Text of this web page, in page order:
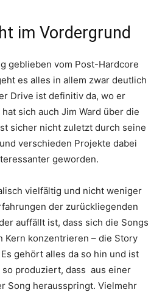
im Vordergrund
geblieben vom Post-Hardcore
es alles in allem zwar deutlich
Drive ist definitiv da, wo er
sich auch Jim Ward über die
sicher nicht zuletzt durch seine
verschieden Projekte dabei
geworden.
vielfältig und nicht weniger
der zurückliegenden
auffällt ist, dass sich die Songs
Kern konzentrieren – die Story
gehört alles da so hin und ist
produziert, dass aus einer
Song herausspringt. Vielmehr